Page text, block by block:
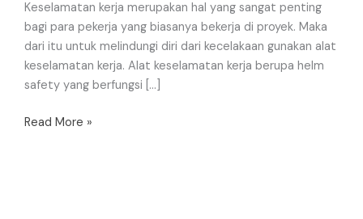
Keselamatan kerja merupakan hal yang sangat penting
bagi para pekerja yang biasanya bekerja di proyek. Maka
dari itu untuk melindungi diri dari kecelakaan gunakan alat
keselamatan kerja. Alat keselamatan kerja berupa helm
safety yang berfungsi […]
Read More »